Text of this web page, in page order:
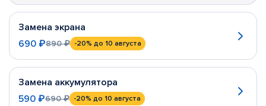
Замена экрана
690 ₽890 ₽ -20% до 10 августа
Замена аккумулятора
590 ₽690 ₽ -20% до 10 августа